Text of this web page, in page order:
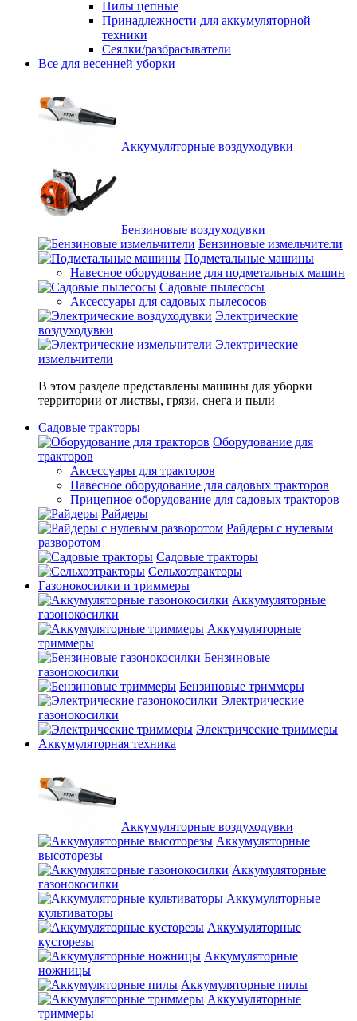
Пилы цепные
Принадлежности для аккумуляторной
техники
Сеялки/разбрасыватели
Все для весенней уборки
Аккумуляторные воздуходувки
Бензиновые воздуходувки
Бензиновые измельчители
Подметальные машины
Навесное оборудование для подметальных машин
Садовые пылесосы
Аксессуары для садовых пылесосов
Электрические
воздуходувки
Электрические
измельчители
В этом разделе представлены машины для уборки
территории от листвы, грязи, снега и пыли
Садовые тракторы
Оборудование для
тракторов
Аксессуары для тракторов
Навесное оборудование для садовых тракторов
Прицепное оборудование для садовых тракторов
Райдеры
Райдеры с нулевым
разворотом
Садовые тракторы
Сельхозтракторы
Газонокосилки и триммеры
Аккумуляторные
газонокосилки
Аккумуляторные
триммеры
Бензиновые
газонокосилки
Бензиновые триммеры
Электрические
газонокосилки
Электрические триммеры
Аккумуляторная техника
Аккумуляторные воздуходувки
Аккумуляторные
высоторезы
Аккумуляторные
газонокосилки
Аккумуляторные
культиваторы
Аккумуляторные
кусторезы
Аккумуляторные
ножницы
Аккумуляторные пилы
Аккумуляторные
триммеры